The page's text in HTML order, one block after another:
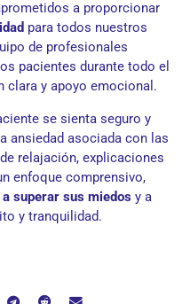
a proporcionar
para todos nuestros
de profesionales
pacientes durante todo el
clara y apoyo emocional.
se sienta seguro y
ansiedad asociada con las
relajación, explicaciones
enfoque comprensivo,
superar sus miedos y a
y tranquilidad.